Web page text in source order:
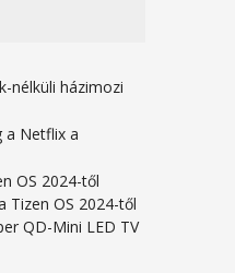
nélküli házimozi
a Netflix a
OS 2024-től
Tizen OS 2024-től
QD-Mini LED TV